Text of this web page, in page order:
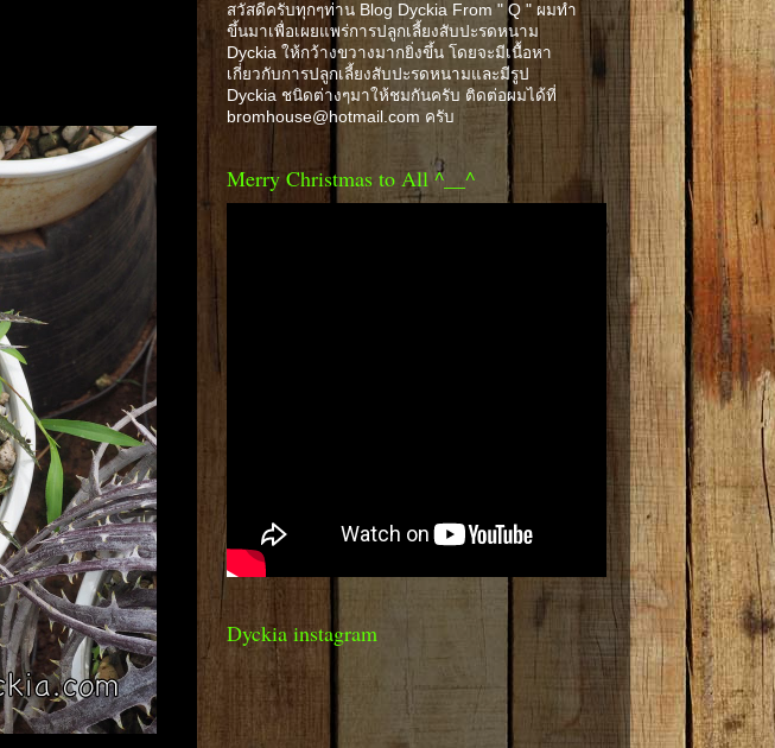
สวัสดีครับทุกๆท่าน Blog Dyckia From " Q " ผมทำ
ขึ้นมาเพื่อเผยแพร่การปลูกเลี้ยงสับปะรดหนาม
Dyckia ให้กว้างขวางมากยิ่งขึ้น โดยจะมีเนื้อหา
เกี่ยวกับการปลูกเลี้ยงสับปะรดหนามและมีรูป
Dyckia ชนิดต่างๆมาให้ชมกันครับ ติดต่อผมได้ที่
bromhouse@hotmail.com ครับ
Merry Christmas to All ^__^
Dyckia instagram